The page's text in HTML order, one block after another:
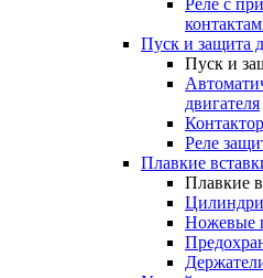
Реле с
Пуск и защита
Пуск и
двигателя
Реле
Плавкие
Плавкие
Ножевые